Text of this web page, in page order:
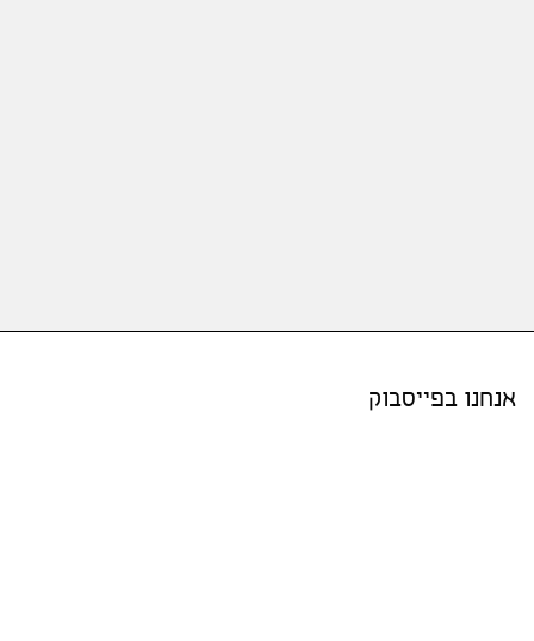
אנחנו בפייסבוק